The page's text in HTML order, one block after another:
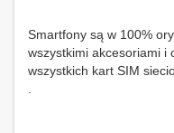
Smartfony są w 100%
wszystkimi akcesoriami i
wszystkich kart SIM